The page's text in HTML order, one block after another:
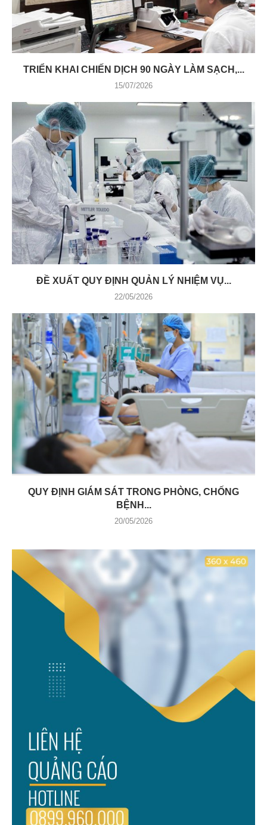
TRIỂN KHAI CHIẾN DỊCH 90 NGÀY LÀM SẠCH,...
15/07/2026
ĐỀ XUẤT QUY ĐỊNH QUẢN LÝ NHIỆM VỤ...
22/05/2026
QUY ĐỊNH GIÁM SÁT TRONG PHÒNG, CHỐNG
BỆNH...
20/05/2026